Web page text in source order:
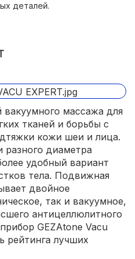
деталей.
массажа для
тканей и борьбы с
кожи шеи и лица.
разного диаметра
удобный вариант
тела. Подвижная
двойное
так и вакуумное,
антицеллюлитного
GEZAtone Vacu
рейтинга лучших